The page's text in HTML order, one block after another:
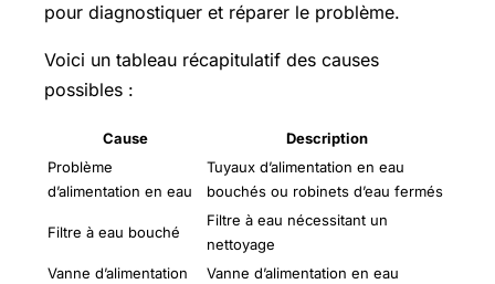
pour diagnostiquer et réparer le problème.
Voici un tableau récapitulatif des causes
possibles :
Cause
Description
Problème
d’alimentation en eau
Tuyaux d’alimentation en eau
bouchés ou robinets d’eau fermés
Filtre à eau bouché
Filtre à eau nécessitant un
nettoyage
Vanne d’alimentation
Vanne d’alimentation en eau